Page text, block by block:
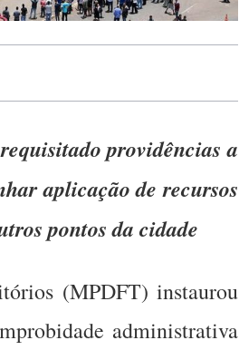
providências a
aplicação de recursos
pontos da cidade
(MPDFT) instaurou
administrativa